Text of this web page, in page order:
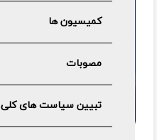
کمیسیون ها
مصوبات
تبیین سیاست های کلی